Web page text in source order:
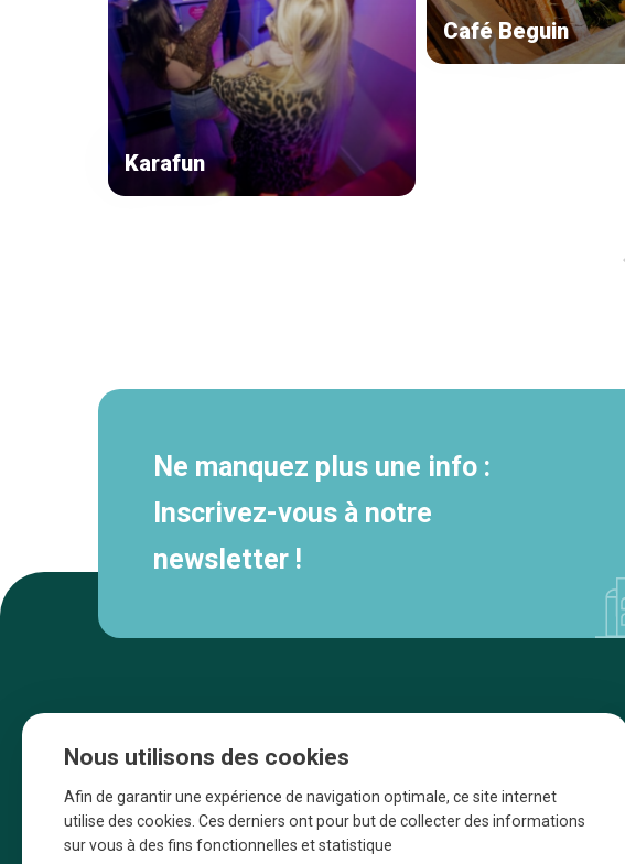
Café Beguin
Karafun
Ne manquez plus une info :
Inscrivez-vous à notre
newsletter !
Nous utilisons des cookies
Afin de garantir une expérience de navigation optimale, ce site internet
utilise des cookies. Ces derniers ont pour but de collecter des informations
sur vous à des fins fonctionnelles et statistique